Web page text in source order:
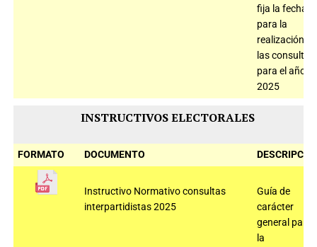
fija la fecha
para la
realización de
las consultas
para el año
2025
INSTRUCTIVOS ELECTORALES
FORMATO DOCUMENTO
Instructivo Normativo consultas
interpartidistas 2025
Guía de
carácter
general para
la